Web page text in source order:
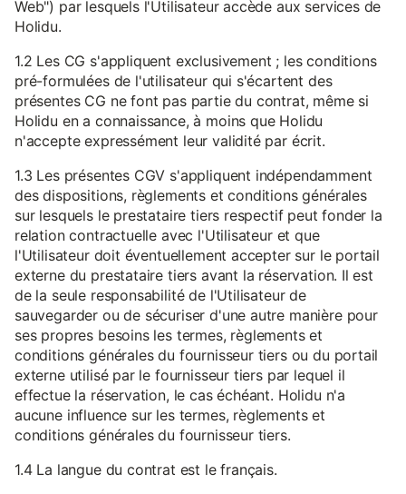
Web") par lesquels l'Utilisateur accède aux services de
Holidu.
1.2 Les CG s'appliquent exclusivement ; les conditions
pré-formulées de l'utilisateur qui s'écartent des
présentes CG ne font pas partie du contrat, même si
Holidu en a connaissance, à moins que Holidu
n'accepte expressément leur validité par écrit.
1.3 Les présentes CGV s'appliquent indépendamment
des dispositions, règlements et conditions générales
sur lesquels le prestataire tiers respectif peut fonder la
relation contractuelle avec l'Utilisateur et que
l'Utilisateur doit éventuellement accepter sur le portail
externe du prestataire tiers avant la réservation. Il est
de la seule responsabilité de l'Utilisateur de
sauvegarder ou de sécuriser d'une autre manière pour
ses propres besoins les termes, règlements et
conditions générales du fournisseur tiers ou du portail
externe utilisé par le fournisseur tiers par lequel il
effectue la réservation, le cas échéant. Holidu n'a
aucune influence sur les termes, règlements et
conditions générales du fournisseur tiers.
1.4 La langue du contrat est le français.